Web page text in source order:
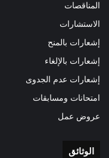
المناقصات
الاستشارات
إشعارات بالمنح
إشعارات بالإلغاء
إشعارات عدم الجدوى
امتحانات ومسابقات
عروض عمل
الوثائق